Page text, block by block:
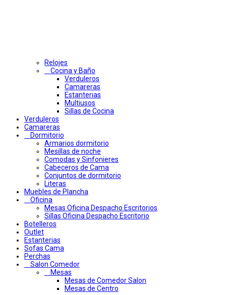
Relojes
Cocina y Baño
Verduleros
Camareras
Estanterias
Multiusos
Sillas de Cocina
Verduleros
Camareras
Dormitorio
Armarios dormitorio
Mesillas de noche
Comodas y Sinfonieres
Cabeceros de Cama
Conjuntos de dormitorio
Literas
Muebles de Plancha
Oficina
Mesas Oficina Despacho Escritorios
Sillas Oficina Despacho Escritorio
Botelleros
Outlet
Estanterias
Sofas Cama
Perchas
Salon Comedor
Mesas
Mesas de Comedor Salon
Mesas de Centro